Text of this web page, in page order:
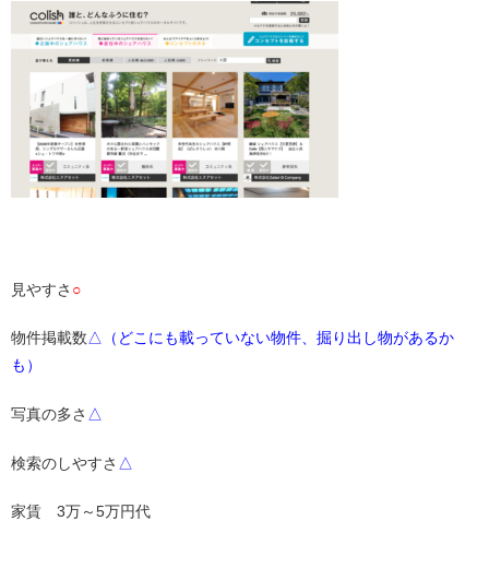
見やすさ ○
物件掲載数△（どこにも載っていない物件、掘り出し物があるか
も）
写真の多さ △
検索のしやすさ △
家賃 3万～5万円代